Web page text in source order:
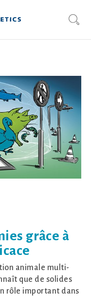
grâce à
animale multi-
que de solides
rôle important dans